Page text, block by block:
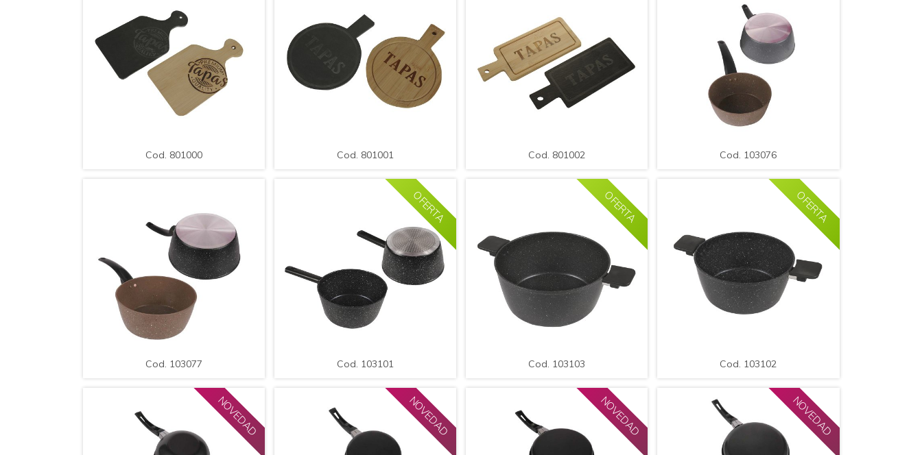
DETALLE
Set x 24pcs, Diseño Tapas, Color
Blanco-Negro / Med.: 19x11cm.
Cod. 801000
AMPLIAR DETALLE
Set x 24pcs, Diseño Tapas, Color
Blanco-Negro / Med.: 19x14cm.
Cod. 801001
DETALLE
Set x 24pcs, Diseño Tapas, Color
Blanco-Negro / Med.: 22x9cm.
Cod. 801002
AMPLIAR
Cod. 103076
Medida: 18cm
Cod. 103076
AMPLIAR
Cod. 103077
Medida: 22cm
Cod. 103077
OFERTA
AMPLIAR
Antiadherente / Med.: 22,5*11cm /
Cap.: 3,4L.
Cod. 103101
OFERTA
AMPLIAR DETALLE
Antiadherente / Med.: 28,5*13cm /
Cap.: 6,4L.
Cod. 103103
OFERTA
AMPLIAR DETALLE
Antiadherente / Med.: 24,5*11cm /
Cap.: 4,2L.
Cod. 103102
NOVEDAD NOVEDAD NOVEDAD NOVEDAD